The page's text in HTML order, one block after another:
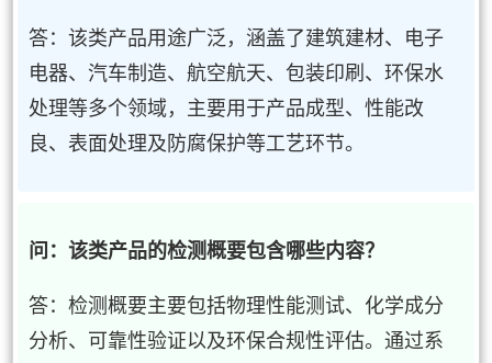
答：该类产品用途广泛，涵盖了建筑建材、电子
电器、汽车制造、航空航天、包装印刷、环保水
处理等多个领域，主要用于产品成型、性能改
良、表面处理及防腐保护等工艺环节。
问：该类产品的检测概要包含哪些内容？
答：检测概要主要包括物理性能测试、化学成分
分析、可靠性验证以及环保合规性评估。通过系